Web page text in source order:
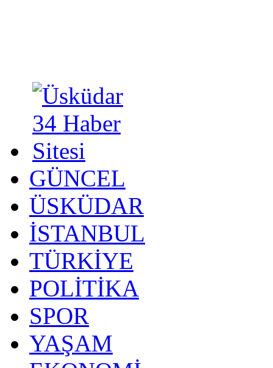
GÜNCEL
ÜSKÜDAR
İSTANBUL
TÜRKİYE
POLİTİKA
SPOR
YAŞAM